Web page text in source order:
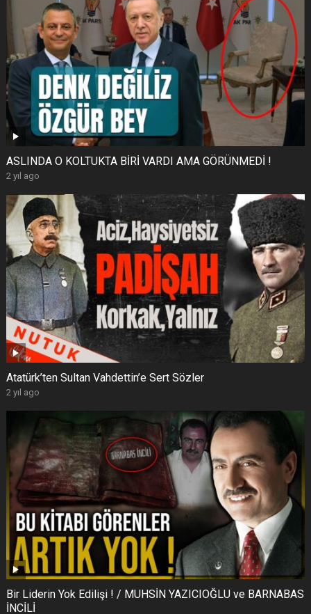
ASLINDA O KOLTUKTA BİRİ VARDI AMA GÖRÜNMEDİ !
2 yıl ago
Atatürk’ten Sultan Vahdettin’e Sert Sözler
2 yıl ago
Bir Liderin Yok Edilişi ! / MUHSİN YAZICIOĞLU ve BARNABAS
İNCİLİ